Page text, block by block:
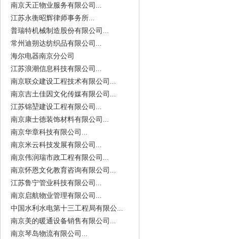
南京天正物业服务有限公司...
江苏永衡昭辉律师事务所...
普瑞特机械制造股份有限公司...
常州迪朔达纺织品有限公司...
海尔电器南京分公司
江苏浪潮信息科技有限公司...
南京联众建设工程技术有限公司...
南京吉土佳因文化传媒有限公司...
江苏锦堃建设工程有限公司...
南京康士德装饰材料有限公司...
南京华章科技有限公司...
南京米云科技发展有限公司...
南京伟润瑞市政工程有限公司...
南京怀恩文化教育咨询有限公司...
江苏鲁宁管业科技有限公司...
南京启航物业管理有限公司...
中国水利水电第十三工程局有限公...
南京美的暖通设备销售有限公司...
南京琴岛物流有限公司...